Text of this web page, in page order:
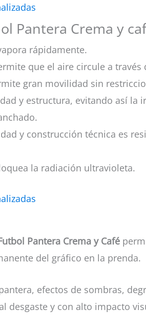
Pantera Crema y
rápidamente.
que el aire circule a través
gran movilidad sin
y estructura, evitando así la
y construcción técnica es
la radiación ultravioleta.
Pantera Crema y Café
del gráfico en la prenda.
efectos de sombras,
desgaste y con alto impacto